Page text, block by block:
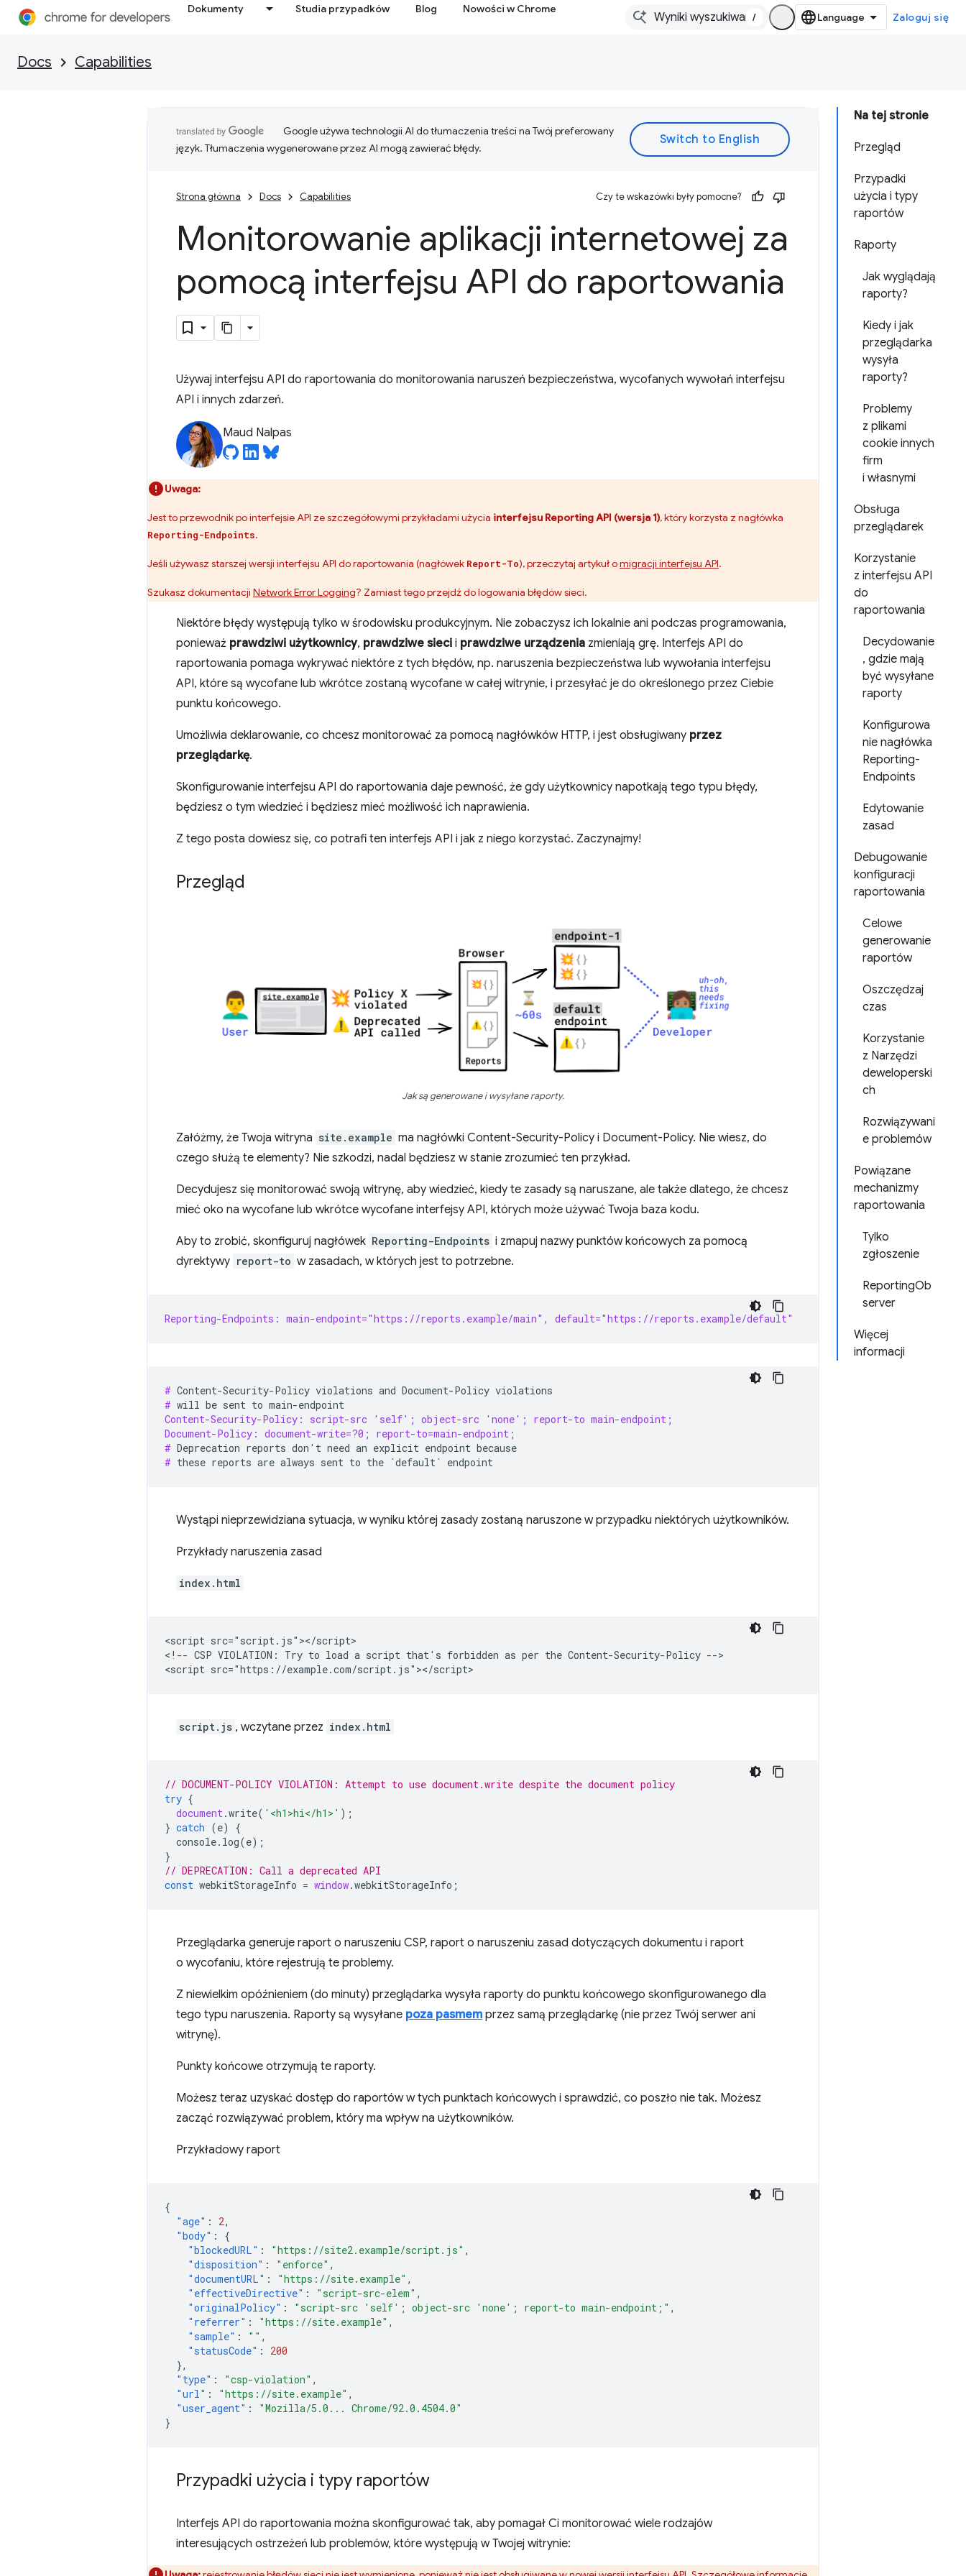
Dokumenty Studia przypadków Blog Nowości w Chrome
/ Zaloguj się
Docs Capabilities
Na tej stronie
Przegląd
Przypadki
użycia i typy
raportów
Raporty
Jak wyglądają
raporty?
Kiedy i jak
przeglądarka
wysyła
raporty?
Problemy
z plikami
cookie innych
firm
i własnymi
Obsługa
przeglądarek
Korzystanie
z interfejsu API
do
raportowania
Decydowanie
, gdzie mają
być wysyłane
raporty
Konfigurowa
nie nagłówka
Reporting-
Endpoints
Edytowanie
zasad
Debugowanie
konfiguracji
raportowania
Celowe
generowanie
raportów
Oszczędzaj
czas
Korzystanie
z Narzędzi
deweloperski
ch
Rozwiązywani
e problemów
Powiązane
mechanizmy
raportowania
Tylko
zgłoszenie
ReportingOb
server
Więcej
informacji
Google używa technologii AI do tłumaczenia treści na Twój preferowany
język. Tłumaczenia wygenerowane przez AI mogą zawierać błędy.
Strona główna Docs Capabilities Czy te wskazówki były pomocne?
Monitorowanie aplikacji internetowej za
pomocą interfejsu API do raportowania
Używaj interfejsu API do raportowania do monitorowania naruszeń bezpieczeństwa, wycofanych wywołań interfejsu
API i innych zdarzeń.
Maud Nalpas
Uwaga:
Jest to przewodnik po interfejsie API ze szczegółowymi przykładami użycia interfejsu Reporting API (wersja 1), który korzysta z nagłówka
Reporting-Endpoints.
Jeśli używasz starszej wersji interfejsu API do raportowania (nagłówek Report-To), przeczytaj artykuł omigracji interfejsu API.
Szukasz dokumentacji Network Error Logging? Zamiast tego przejdź do logowania błędów sieci.
Niektóre błędy występują tylko w środowisku produkcyjnym. Nie zobaczysz ich lokalnie ani podczas programowania,
ponieważ prawdziwi użytkownicy, prawdziwe sieci i prawdziwe urządzenia zmieniają grę. Interfejs API do
raportowania pomaga wykrywać niektóre z tych błędów, np. naruszenia bezpieczeństwa lub wywołania interfejsu
API, które są wycofane lub wkrótce zostaną wycofane w całej witrynie, i przesyłać je do określonego przez Ciebie
punktu końcowego.
Umożliwia deklarowanie, co chcesz monitorować za pomocą nagłówków HTTP, i jest obsługiwany przez
przeglądarkę.
Skonfigurowanie interfejsu API do raportowania daje pewność, że gdy użytkownicy napotkają tego typu błędy,
będziesz o tym wiedzieć i będziesz mieć możliwość ich naprawienia.
Z tego posta dowiesz się, co potrafi ten interfejs API i jak z niego korzystać. Zaczynajmy!
Przegląd
Jak są generowane i wysyłane raporty.
Załóżmy, że Twoja witryna site.example ma nagłówki Content-Security-Policy i Document-Policy. Nie wiesz, do
czego służą te elementy? Nie szkodzi, nadal będziesz w stanie zrozumieć ten przykład.
Decydujesz się monitorować swoją witrynę, aby wiedzieć, kiedy te zasady są naruszane, ale także dlatego, że chcesz
mieć oko na wycofane lub wkrótce wycofane interfejsy API, których może używać Twoja baza kodu.
Aby to zrobić, skonfiguruj nagłówek Reporting-Endpoints i zmapuj nazwy punktów końcowych za pomocą
dyrektywy report-to w zasadach, w których jest to potrzebne.
Reporting-Endpoints: main-endpoint="https://reports.example/main", default="https://reports.example/default"
# Content-Security-Policy violations and Document-Policy
# will be sent to
Content-Security-Policy: script-src 'self'; object-src 'none'; report-to main-endpoint;
Document-Policy: document-write=?0; report-to=main-endpoint;
# Deprecation reports don ' t need an explicit endpoint
# these reports are always sent to the `default`
Wystąpi nieprzewidziana sytuacja, w wyniku której zasady zostaną naruszone w przypadku niektórych użytkowników.
Przykłady naruszenia zasad
index.html
<script src="script.js"></script>
<!-- CSP VIOLATION: Try to load a script that's forbidden as per the Content-Security-Policy -->
script.js , wczytane przez index.html
// DOCUMENT-POLICY VIOLATION: Attempt to use document.write despite the document policy
try {
document.write( '<h1>hi</h1>' );
} catch (e)
{
console. log(e);
}
// DEPRECATION: Call a deprecated API
const webkitStorageInfo = window.webkitStorageInfo ;
Przeglądarka generuje raport o naruszeniu CSP, raport o naruszeniu zasad dotyczących dokumentu i raport
o wycofaniu, które rejestrują te problemy.
Z niewielkim opóźnieniem (do minuty) przeglądarka wysyła raporty do punktu końcowego skonfigurowanego dla
tego typu naruszenia. Raporty są wysyłane poza pasmem przez samą przeglądarkę (nie przez Twój serwer ani
witrynę).
Punkty końcowe otrzymują te raporty.
Możesz teraz uzyskać dostęp do raportów w tych punktach końcowych i sprawdzić, co poszło nie tak. Możesz
zacząć rozwiązywać problem, który ma wpływ na użytkowników.
Przykładowy raport
{
"age" : 2,
"body" :
{
"blockedURL" : "https://site2.example/script.js" ,
"disposition" : "enforce" ,
"documentURL" : "https://site.example" ,
"effectiveDirective" : "script-src-elem" ,
"originalPolicy" : "script-src 'self'; object-src 'none'; report-to main-endpoint;" ,
"referrer" : "https://site.example" ,
"sample" : "" ,
"statusCode" :
200
},
"type" : "csp-violation" ,
"url" : "https://site.example" ,
"user_agent" :
"Mozilla/5.0... Chrome/92.0.4504.0"
}
Przypadki użycia i typy raportów
Interfejs API do raportowania można skonfigurować tak, aby pomagał Ci monitorować wiele rodzajów
interesujących ostrzeżeń lub problemów, które występują w Twojej witrynie: